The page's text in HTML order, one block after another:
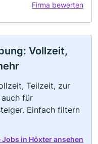
Firma bewerten
Vollzeit,
Teilzeit, zur
für
Einfach filtern
Jobs in Höxter ansehen